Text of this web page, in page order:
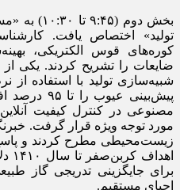
بخش دوم
تولید» اختصاص یافت.
کوره‌های قوس الکتریکی،
ضایعات را تشریح کردند. یکی
شبیه‌سازی تولید با استفاده از
پیش‌بینی
مصنوعی در کنترل کیفیت
مورد توجه ویژه قرار گرفت.
زیست‌محیطی مطرح کردند و
برای جایگزینی تدریجی گاز
احیای مستقیم.